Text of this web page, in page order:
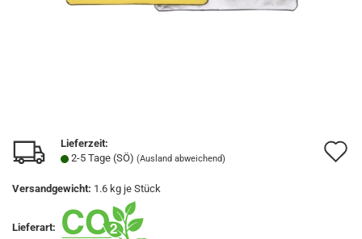
Lieferzeit:
2-5 Tage (SÖ) (Ausland abweichend)
Versandgewicht: 1.6 kg je Stück
Lieferart: